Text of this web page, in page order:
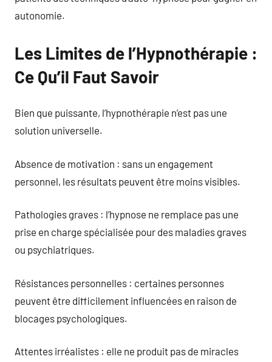
autonomie.
Les Limites de l’Hypnothérapie :
Ce Qu’il Faut Savoir
Bien que puissante, l’hypnothérapie n’est pas une
solution universelle.
Absence de motivation : sans un engagement
personnel, les résultats peuvent être moins visibles.
Pathologies graves : l’hypnose ne remplace pas une
prise en charge spécialisée pour des maladies graves
ou psychiatriques.
Résistances personnelles : certaines personnes
peuvent être difficilement influencées en raison de
blocages psychologiques.
Attentes irréalistes : elle ne produit pas de miracles